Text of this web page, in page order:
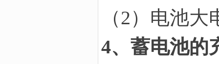
（2）电池
4、蓄电池的